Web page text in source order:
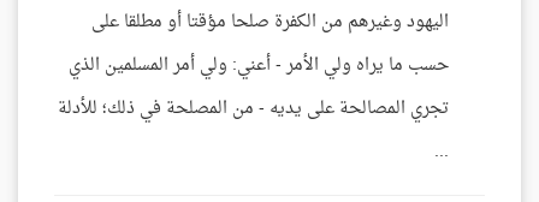
اليهود وغيرهم من الكفرة صلحا مؤقتا أو مطلقا على
حسب ما يراه ولي الأمر - أعني: ولي أمر المسلمين الذي
تجري المصالحة على يديه - من المصلحة في ذلك؛ للأدلة
...